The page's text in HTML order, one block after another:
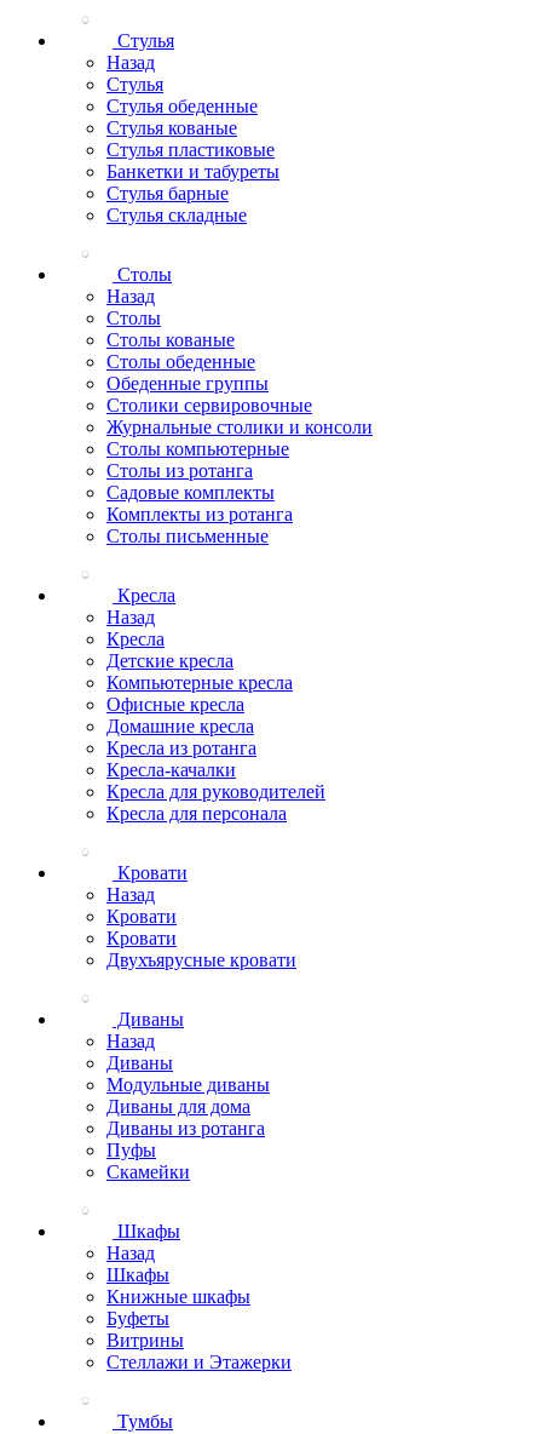
Стулья
Назад
Стулья
Стулья обеденные
Стулья кованые
Стулья пластиковые
Банкетки и табуреты
Стулья барные
Стулья складные
Столы
Назад
Столы
Столы кованые
Столы обеденные
Обеденные группы
Столики сервировочные
Журнальные столики и консоли
Столы компьютерные
Столы из ротанга
Садовые комплекты
Комплекты из ротанга
Столы письменные
Кресла
Назад
Кресла
Детские кресла
Компьютерные кресла
Офисные кресла
Домашние кресла
Кресла из ротанга
Кресла-качалки
Кресла для руководителей
Кресла для персонала
Кровати
Назад
Кровати
Кровати
Двухъярусные кровати
Диваны
Назад
Диваны
Модульные диваны
Диваны для дома
Диваны из ротанга
Пуфы
Скамейки
Шкафы
Назад
Шкафы
Книжные шкафы
Буфеты
Витрины
Стеллажи и Этажерки
Тумбы